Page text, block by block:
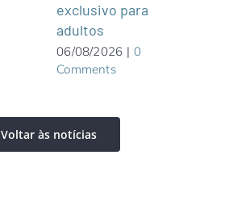
exclusivo para
adultos
06/08/2026 | 0
Comments
Voltar às notícias